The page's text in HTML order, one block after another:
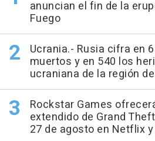
anuncian el fin de la
Fuego
Ucrania.- Rusia cifra en
muertos y en 540 los
ucraniana de la región
Rockstar Games
extendido de Grand
27 de agosto en Netflix y